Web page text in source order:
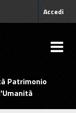
Accedi
Patrimonio